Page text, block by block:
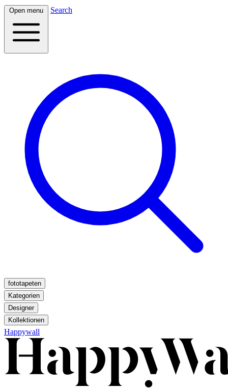
Open menu Search
fototapeten
Kategorien
Designer
Kollektionen
Happywall